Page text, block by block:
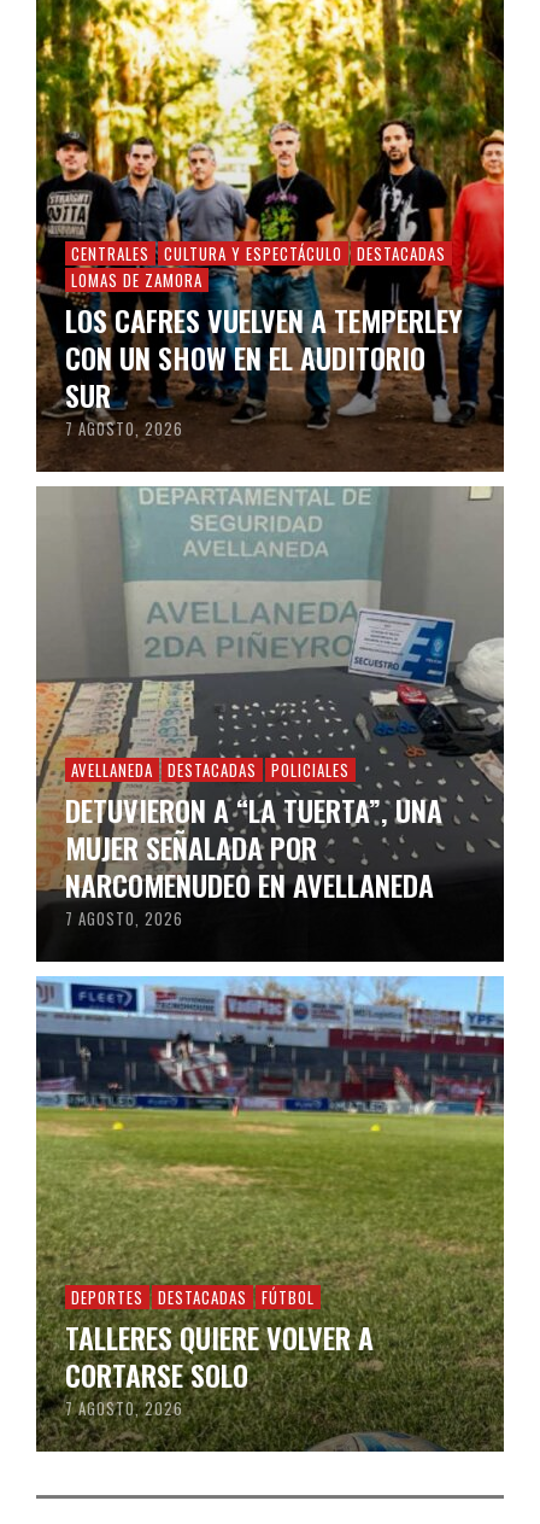
CENTRALES CULTURA Y ESPECTÁCULO
DESTACADAS
LOMAS DE ZAMORA
LOS CAFRES VUELVEN A TEMPERLEY
CON UN SHOW EN EL AUDITORIO
SUR
7 AGOSTO, 2026
AVELLANEDA DESTACADAS POLICIALES
DETUVIERON A “LA TUERTA”, UNA
MUJER SEÑALADA POR
NARCOMENUDEO EN AVELLANEDA
7 AGOSTO, 2026
DEPORTES DESTACADAS FÚTBOL
TALLERES QUIERE VOLVER A
CORTARSE SOLO
7 AGOSTO, 2026